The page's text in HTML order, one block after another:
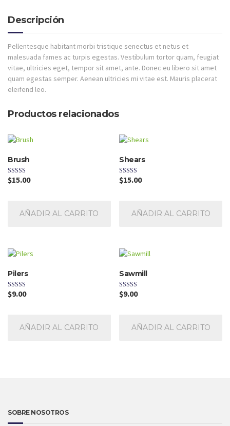
Descripción
Pellentesque habitant morbi tristique senectus et netus et
malesuada fames ac turpis egestas. Vestibulum tortor quam, feugiat
vitae, ultricies eget, tempor sit amet, ante. Donec eu libero sit amet
quam egestas semper. Aenean ultricies mi vitae est. Mauris placerat
eleifend leo.
Productos relacionados
Brush
Valorado
con
$15.00
AÑADIR AL CARRITO
Shears
Valorado
con
$15.00
AÑADIR AL CARRITO
Pilers
Valorado
con
$9.00
AÑADIR AL CARRITO
Sawmill
Valorado
con
$9.00
AÑADIR AL CARRITO
SOBRE NOSOTROS